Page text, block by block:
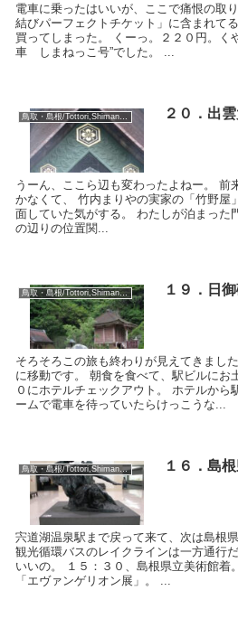
電車に乗ったはいいが、ここで痛恨の取
結びパーフェクトチケット」に含まれて
買ってしまった。 くーっ。２２０円。く
車 しまねっこ号”でした。 ...
鳥取・島根/Tottori,Shimane:2018 ２０．出雲
うーん、ここら辺も変わったよねー。 前
かなくて、 竹内まりやの実家の「竹野屋
面していた気がする。 わたしが泊まった
の辺りの位置関...
鳥取・島根/Tottori,Shimane:2018 １９．日御
そろそろこの旅も終わりが見えてきまし
に移動です。 朝食を食べて、駅ビルにお
０にホテルチェックアウト。 ホテルから
ームで電車を待っていたらけっこうな...
鳥取・島根/Tottori,Shimane:2018 １６．島
宍道湖温泉駅まで戻って来て、次は島根
観光循環バスのレイクラインは一方通行
いいの。 １５：３０、島根県立美術館着
「エヴァンゲリオン展」。 ...